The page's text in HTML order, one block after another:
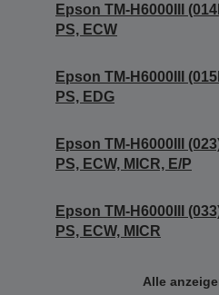
Epson TM-H6000III
PS, ECW
Epson TM-H6000III
PS, EDG
Epson TM-H6000III
PS, ECW, MICR, E/P
Epson TM-H6000III
PS, ECW, MICR
Alle